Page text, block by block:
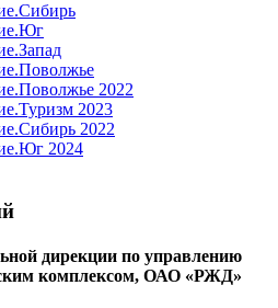
2022
2023
2022
2024
дирекции по управлению
комплексом, ОАО «РЖД»